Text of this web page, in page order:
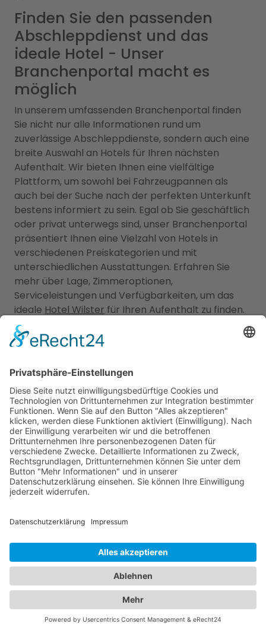
Finden Sie den passenden
Abschleppdienst und das
ideale Hotel - Unser
Branchenportal macht es
möglich
In unserem umfassenden Branchenportal finden
Sie nicht nur alle Informationen rund um
zuverlässige Abschleppdienste, sondern auch eine
breite Auswahl an Hotels für Ihren nächsten
Aufenthalt. Wir bieten Ihnen eine vielfältige
Plattform, um sowohl bei Fahrzeugpannen als
auch bei der Suche nach der perfekten Unterkunft
bestens informiert zu sein. Egal ob Sie geschäftlich
oder privat unterwegs sind, unser Branchenportal
präsentiert Ihnen eine Vielzahl von Hotels in
verschiedenen Preiskategorien und mit
unterschiedlichen Ausstattungen. Erfahren Sie
mehr über Lage, Zimmeroptionen,
Serviceleistungen und Verfügbarkeiten, um das
ideale Hotel Wilster für Ihren Aufenthalt zu finden.
Von luxuriösen 5-Sterne-Hotels bis hin zu
gemütlichen Bed & Breakfasts - bei uns werden Sie
Informationen zu zuverlässigen
Abschleppdiensten in Ihrer Umgebung. Wenn Sie
eine Fahrzeugpanne haben oder abgeschleppt
werden müssen, können Sie auf unsere Datenbank
vertrauen, die Ihnen eine Liste qualifizierter
Abschleppdienste präsentiert. Informieren Sie sich
über ihre Dienstleistungen, Erreichbarkeit und
Kundenbewertungen, um im Notfall schnell
professionelle Hilfe zu erhalten. Unser
Branchenportal vereint die besten Informationen
einer komfortablen Unterkunft suchen oder bei
wir stehen Ihnen zur Seite.
Jetzt Abschleppdienst finden!